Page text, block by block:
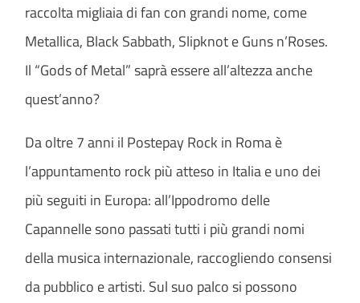
raccolta migliaia di fan con grandi nome, come
Metallica, Black Sabbath, Slipknot e Guns n’Roses.
Il “Gods of Metal” saprà essere all’altezza anche
quest’anno?
Da oltre 7 anni il Postepay Rock in Roma è
l’appuntamento rock più atteso in Italia e uno dei
più seguiti in Europa: all’Ippodromo delle
Capannelle sono passati tutti i più grandi nomi
della musica internazionale, raccogliendo consensi
da pubblico e artisti. Sul suo palco si possono